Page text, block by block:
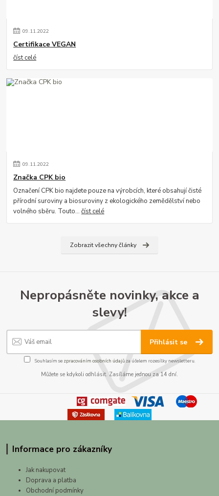
09.11.2022
Certifikace VEGAN
číst celé
09.11.2022
Značka CPK bio
Označení CPK bio najdete pouze na výrobcích, které obsahují čisté
přírodní suroviny a biosuroviny z ekologického zemědělství nebo
volného sběru. Touto...číst celé
Zobrazit všechny články
Nepropásněte novinky, akce a
slevy!
Přihlásit se
Souhlasím se zpracováním osobních údajůza účelem rozesílky newsletteru.
Můžete se kdykoli odhlásit. Zasíláme jednou za 14 dní.
Informace pro zákazníky
Jak nakupovat
Doprava a platba
Obchodní podmínky